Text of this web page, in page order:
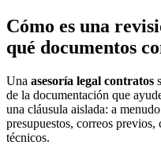
Cómo es una
qué documentos
Una asesoría legal contratos
de la documentación que
una cláusula aislada: a
presupuestos, correos
técnicos.